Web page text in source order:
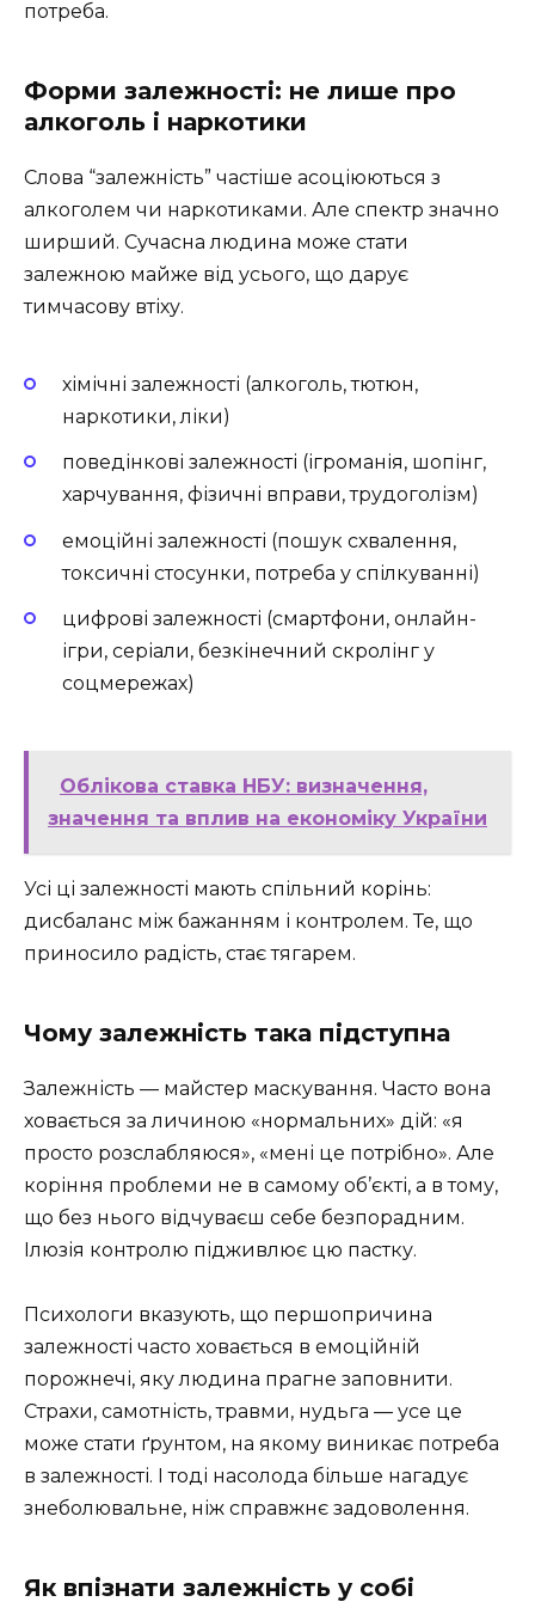
потреба.
Форми залежності: не лише про
алкоголь і наркотики
Слова “залежність” частіше асоціюються з
алкоголем чи наркотиками. Але спектр значно
ширший. Сучасна людина може стати
залежною майже від усього, що дарує
тимчасову втіху.
хімічні залежності (алкоголь, тютюн,
наркотики, ліки)
поведінкові залежності (ігроманія, шопінг,
харчування, фізичні вправи, трудоголізм)
емоційні залежності (пошук схвалення,
токсичні стосунки, потреба у спілкуванні)
цифрові залежності (смартфони, онлайн-
ігри, серіали, безкінечний скролінг у
соцмережах)
Облікова ставка НБУ: визначення,
значення та вплив на економіку України
Усі ці залежності мають спільний корінь:
дисбаланс між бажанням і контролем. Те, що
приносило радість, стає тягарем.
Чому залежність така підступна
Залежність — майстер маскування. Часто вона
ховається за личиною «нормальних» дій: «я
просто розслабляюся», «мені це потрібно». Але
коріння проблеми не в самому об’єкті, а в тому,
що без нього відчуваєш себе безпорадним.
Ілюзія контролю підживлює цю пастку.
Психологи вказують, що першопричина
залежності часто ховається в емоційній
порожнечі, яку людина прагне заповнити.
Страхи, самотність, травми, нудьга — усе це
може стати ґрунтом, на якому виникає потреба
в залежності. І тоді насолода більше нагадує
знеболювальне, ніж справжнє задоволення.
Як впізнати залежність у собі